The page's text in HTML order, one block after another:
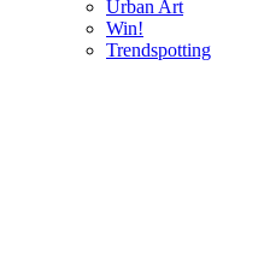
Urban Art
Win!
Trendspotting